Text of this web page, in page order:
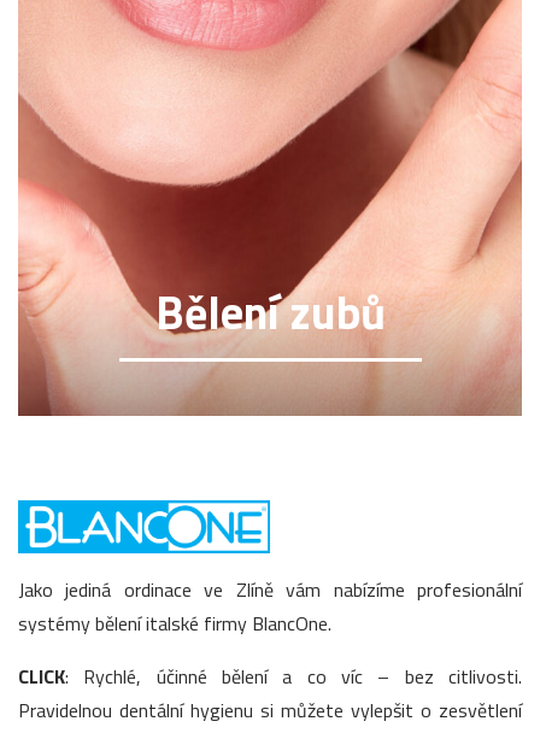
Jako jediná ordinace ve Zlíně vám nabízíme profesionální
systémy bělení italské firmy BlancOne.
CLICK: Rychlé, účinné bělení a co víc – bez citlivosti.
Pravidelnou dentální hygienu si můžete vylepšit o zesvětlení
Bělení zubů